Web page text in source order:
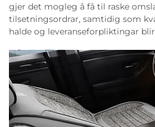
gjer det mogleg å få til raske
tilsetningsordrar, samtidig som
halde og leveranseforpliktingar